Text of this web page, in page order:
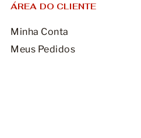
ÁREA DO CLIENTE
Minha Conta
Meus Pedidos